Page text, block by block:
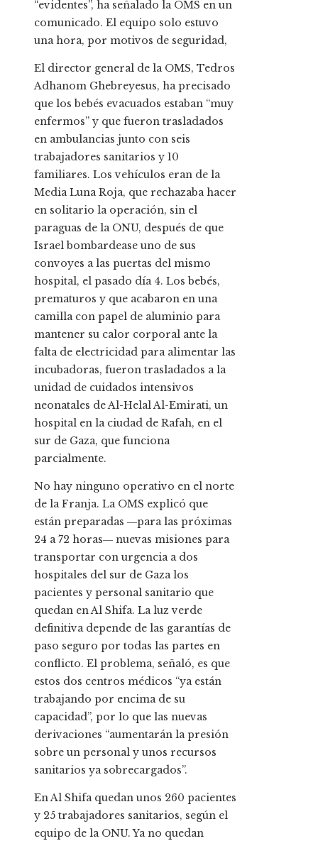
“evidentes”, ha señalado la OMS en un
comunicado. El equipo solo estuvo
una hora, por motivos de seguridad,
El director general de la OMS, Tedros
Adhanom Ghebreyesus, ha precisado
que los bebés evacuados estaban “muy
enfermos” y que fueron trasladados
en ambulancias junto con seis
trabajadores sanitarios y 10
familiares. Los vehículos eran de la
Media Luna Roja, que rechazaba hacer
en solitario la operación, sin el
paraguas de la ONU, después de que
Israel bombardease uno de sus
convoyes a las puertas del mismo
hospital, el pasado día 4. Los bebés,
prematuros y que acabaron en una
camilla con papel de aluminio para
mantener su calor corporal ante la
falta de electricidad para alimentar las
incubadoras, fueron trasladados a la
unidad de cuidados intensivos
neonatales de Al-Helal Al-Emirati, un
hospital en la ciudad de Rafah, en el
sur de Gaza, que funciona
parcialmente.
No hay ninguno operativo en el norte
de la Franja. La OMS explicó que
están preparadas ―para las próximas
24 a 72 horas― nuevas misiones para
transportar con urgencia a dos
hospitales del sur de Gaza los
pacientes y personal sanitario que
quedan en Al Shifa. La luz verde
definitiva depende de las garantías de
paso seguro por todas las partes en
conflicto. El problema, señaló, es que
estos dos centros médicos “ya están
trabajando por encima de su
capacidad”, por lo que las nuevas
derivaciones “aumentarán la presión
sobre un personal y unos recursos
sanitarios ya sobrecargados”.
En Al Shifa quedan unos 260 pacientes
y 25 trabajadores sanitarios, según el
equipo de la ONU. Ya no quedan